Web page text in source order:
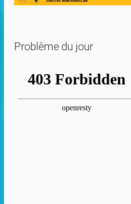
Problème du jour